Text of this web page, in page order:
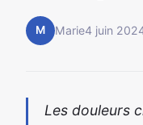
M Marie4 juin
Les douleurs